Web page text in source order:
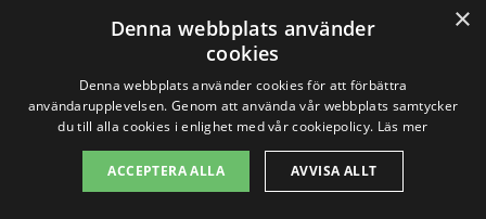
komponenter som bidrar till kostnaden
för totalentreprenad i Asperö. Genom att
vara välinformerad och noga jämföra
olika alternativ, kan du hitta den bästa
lösningen som passar både din budget
×
Denna webbplats använder
cookies
Denna webbplats använder cookies för att förbättra
användarupplevelsen. Genom att använda vår webbplats samtycker
du till alla cookies i enlighet med vår cookiepolicy. Läs mer
ACCEPTERA ALLA AVVISA ALLT